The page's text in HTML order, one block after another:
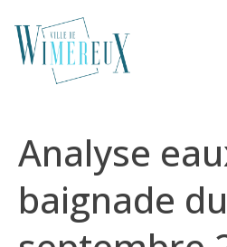
Analyse
baignade